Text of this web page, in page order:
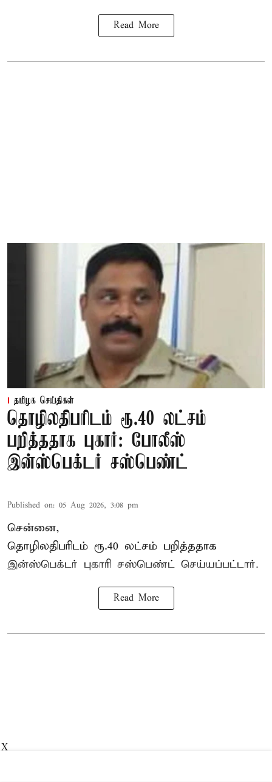
Read More
தமிழக செய்திகள்
தொழிலதிபரிடம் ரூ.40 லட்சம்
பறித்ததாக புகார்: போலீஸ்
இன்ஸ்பெக்டர் சஸ்பெண்ட்
Published on: 05 Aug 2026, 3:08 pm
சென்னை,
தொழிலதிபரிடம் ரூ.40 லட்சம் பறித்ததாக
இன்ஸ்பெக்டர் புகாரி சஸ்பெண்ட் செய்யப்பட்டார்.
Read More
X